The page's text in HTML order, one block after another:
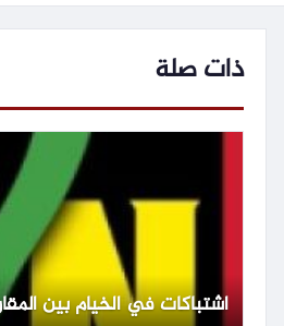
ذات صلة
اشتباكات في الخيام بين